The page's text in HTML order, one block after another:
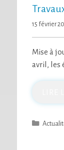
15 février
Mise à
avril, les